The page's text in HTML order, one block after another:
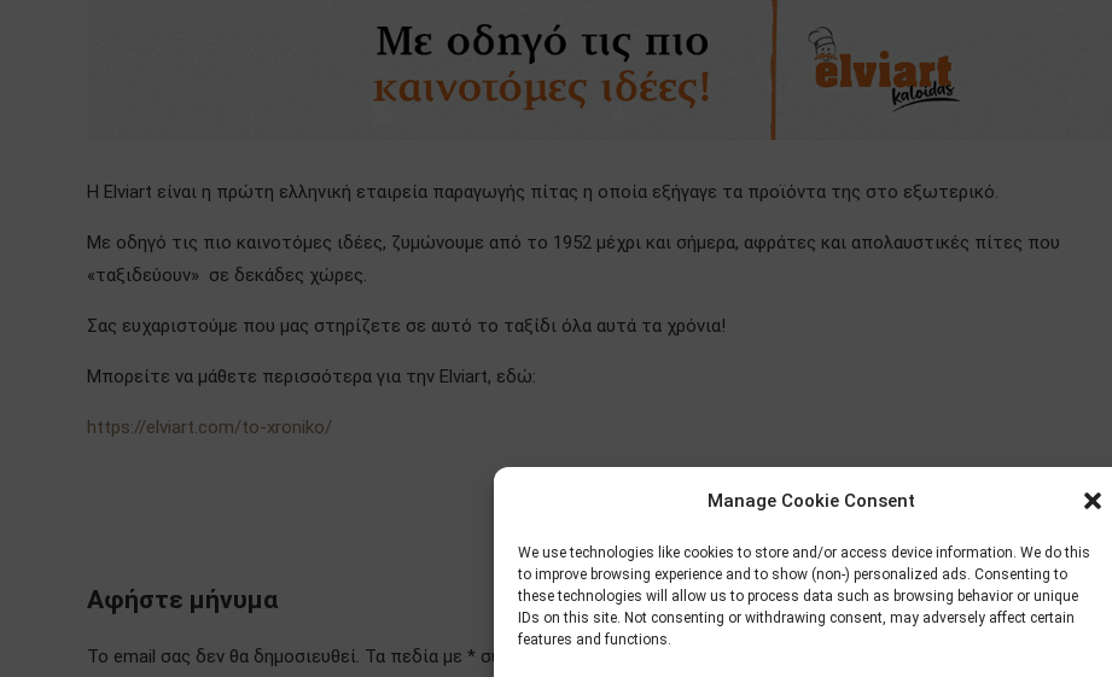
Manage Cookie Consent
We use technologies like cookies to store and/or access device information. We do this
to improve browsing experience and to show (non-) personalized ads. Consenting to
these technologies will allow us to process data such as browsing behavior or unique
IDs on this site. Not consenting or withdrawing consent, may adversely affect certain
features and functions.
Η Elviart είναι η πρώτη ελληνική εταιρεία παραγωγής πίτας η οποία εξήγαγε τα προϊόντα της στο εξωτερικό.
Με οδηγό τις πιο καινοτόμες ιδέες, ζυμώνουμε από το 1952 μέχρι και σήμερα, αφράτες και απολαυστικές πίτες που
«ταξιδεύουν» σε δεκάδες χώρες.
Σας ευχαριστούμε που μας στηρίζετε σε αυτό το ταξίδι όλα αυτά τα χρόνια!
Μπορείτε να μάθετε περισσότερα για την Elviart, εδώ:
https://elviart.com/to-xroniko/
Αφήστε μήνυμα
Το email σας δεν θα δημοσιευθεί. Τα πεδία με * συμπληρώνονται υποχρεωτικά.